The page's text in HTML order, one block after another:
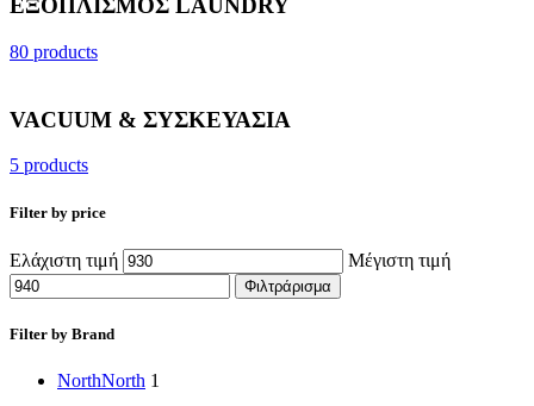
ΕΞΟΠΛΙΣΜΟΣ LAUNDRY
80 products
VACUUM & ΣΥΣΚΕΥΑΣΙΑ
5 products
Filter by price
Ελάχιστη τιμή Μέγιστη τιμή
Φιλτράρισμα
Filter by Brand
NorthNorth 1